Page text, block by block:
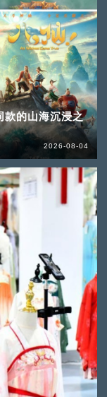
款的山海沉浸之
2026-08-04